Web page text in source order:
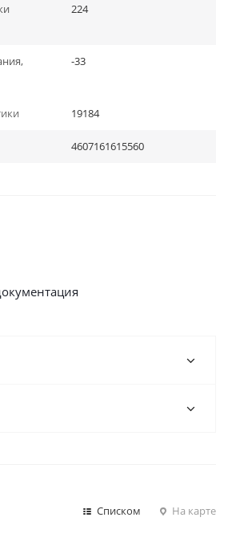
224
-33
19184
4607161615560
Списком На карте